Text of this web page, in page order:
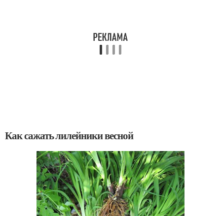
Как сажать лилейники весной